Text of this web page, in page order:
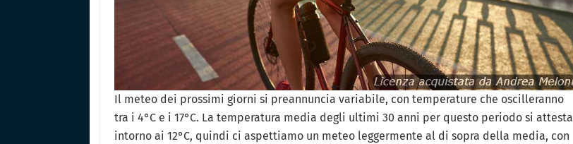
Il meteo dei prossimi giorni si preannuncia variabile, con temperature che oscilleranno
tra i 4°C e i 17°C. La temperatura media degli ultimi 30 anni per questo periodo si attesta
intorno ai 12°C, quindi ci aspettiamo un meteo leggermente al di sopra della media, con